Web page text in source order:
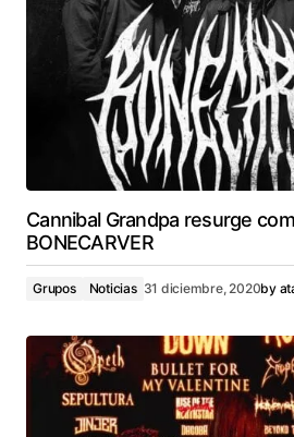
Cannibal Grandpa resurge
BONECARVER
Grupos Noticias 31 diciembre, 2020by